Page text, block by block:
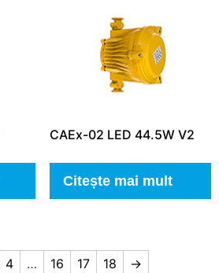
CAEx-02 LED 44.5W V2
Citește mai mult
4 … 16 17 18 →